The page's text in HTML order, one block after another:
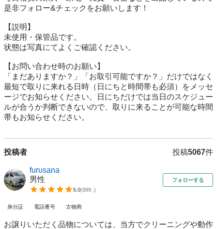
是非フォロー&チェックをお願いします！
【説明】
未使用・保管品です。
状態は写真にてよくご確認ください。
【お問い合わせ時のお願い】
「まだありますか？」「お取引可能ですか？」だけではなく
最短で取りに来れる日時（日にちと時間帯も必須）をメッセ
ージでお知らせください。日にちだけでは当日のスケジュー
ルが合うか判断できないので、取りに来ることが可能な時間
帯もお知らせください。
投稿者 投稿5067件
furusana
男性
5.0(999.. )
フォローする
身分証 電話番号 古物商
お譲りいただく品物については、当方でクリーニングや動作